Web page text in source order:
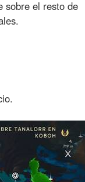
sobre el resto de